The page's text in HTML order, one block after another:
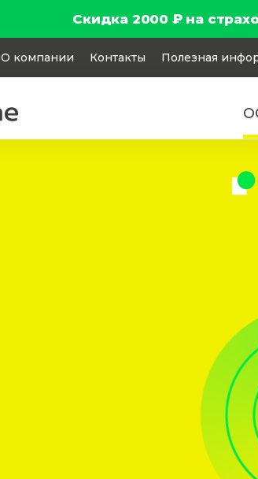
Скидка 2000 ₽ на
О компании Контакты Полезная